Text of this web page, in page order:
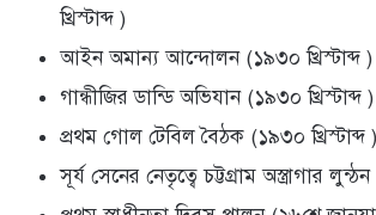
খ্রিস্টাব্দ )
আইন অমান্য আন্দোলন (১৯৩০ খ্রিস্টাব্দ )
গান্ধীজির ডান্ডি অভিযান (১৯৩০ খ্রিস্টাব্দ )
প্রথম গোল টেবিল বৈঠক (১৯৩০ খ্রিস্টাব্দ )
সূর্য সেনের নেতৃত্বে চট্টগ্রাম অস্ত্রাগার